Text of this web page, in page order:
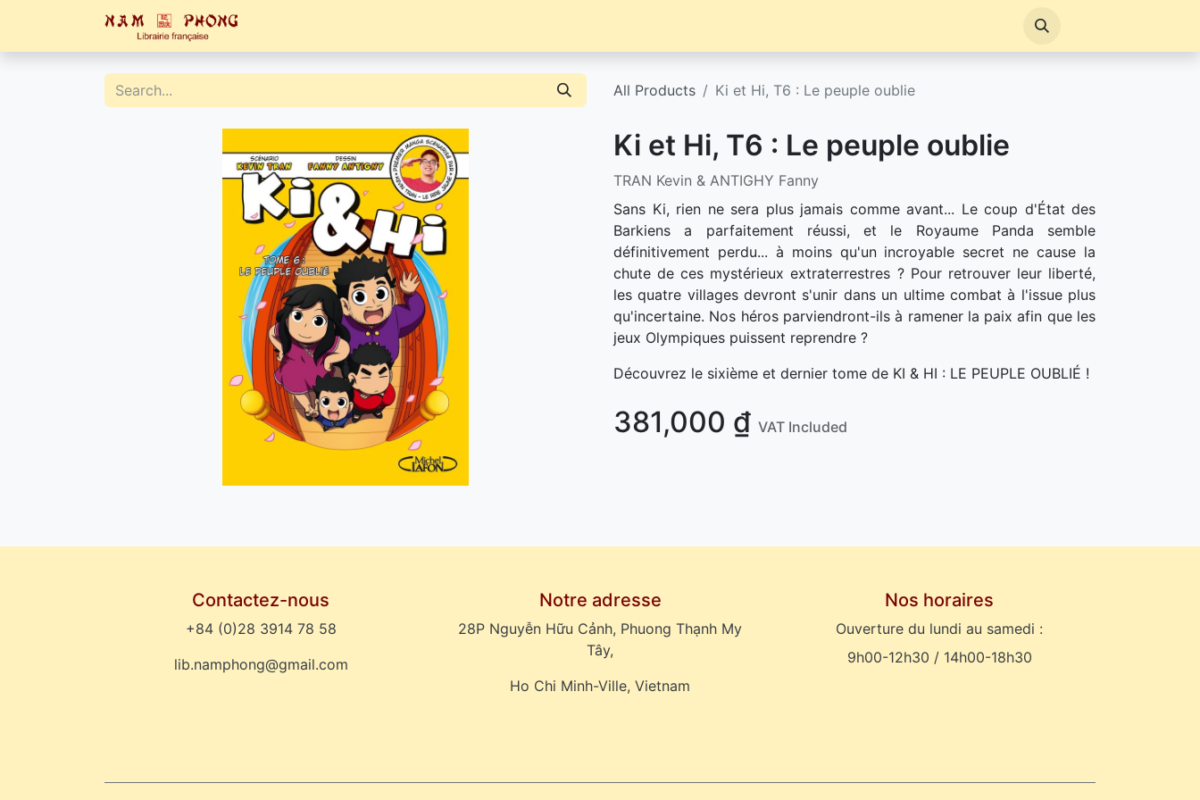
All Products Ki et Hi, T6 : Le peuple oublie
Ki et Hi, T6 : Le peuple oublie
TRAN Kevin & ANTIGHY Fanny
Sans Ki, rien ne sera plus jamais comme avant... Le coup d'État des
Barkiens a parfaitement réussi, et le Royaume Panda semble
définitivement perdu... à moins qu'un incroyable secret ne cause la
chute de ces mystérieux extraterrestres ? Pour retrouver leur liberté,
les quatre villages devront s'unir dans un ultime combat à l'issue plus
qu'incertaine. Nos héros parviendront-ils à ramener la paix afin que les
jeux Olympiques puissent reprendre ?
Découvrez le sixième et dernier tome de KI & HI : LE PEUPLE OUBLIÉ !
381,000 ₫ VAT Included
Contactez-nous
+84 (0)28 3914 78 58
lib.namphong@gmail.com
Notre adresse
28P Nguyễn Hữu Cảnh, Phuong Thạnh My
Tây,
Ho Chi Minh-Ville, Vietnam
Nos horaires
Ouverture du lundi au samedi :
9h00-12h30 / 14h00-18h30